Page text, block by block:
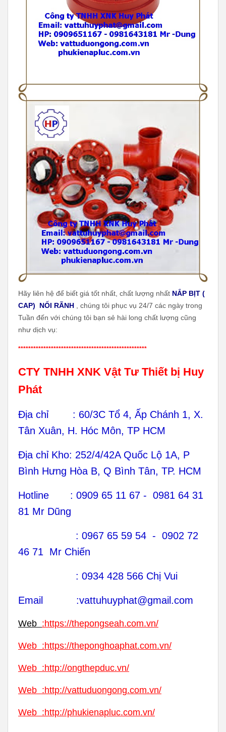
Hãy liên hệ để biết giá tốt nhất, chất lượng nhất NẮP BỊT (
CAP) NỐI RÃNH
, chúng tôi phục vụ 24/7 các ngày trong
Tuần đến với chúng tôi bạn sẻ hài long chất lượng cũng
như dịch vụ:
***************************************************
CTY TNHH XNK Vật Tư Thiết bị Huy
Phát
Địa chỉ : 60/3C Tổ 4, Ấp Chánh 1, X.
Tân Xuân, H. Hóc Môn, TP HCM
Địa chỉ Kho: 252/4/42A Quốc Lộ 1A, P
Bình Hưng Hòa B, Q Bình Tân, TP. HCM
Hotline : 0909 65 11 67 - 0981 64 31
81 Mr Dũng
: 0967 65 59 54 - 0902 72
46 71 Mr Chiến
: 0934 428 566 Chị Vui
Email :vattuhuyphat@gmail.com
Web :https://thepongseah.com.vn/
Web :https://theponghoaphat.com.vn/
Web :http://ongthepduc.vn/
Web :http://vattuduongong.com.vn/
Web :http://phukienapluc.com.vn/